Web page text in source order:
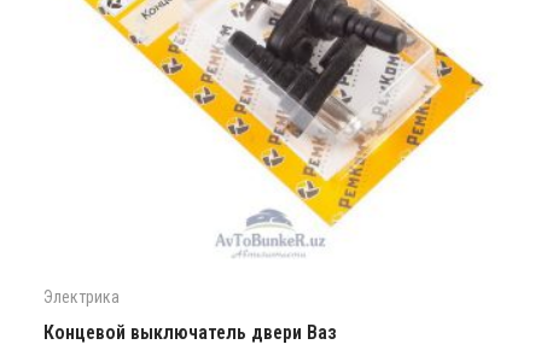
Электрика
Концевой выключатель двери Ваз